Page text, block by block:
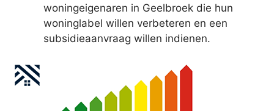
woningeigenaren in Geelbroek die hun
woninglabel willen verbeteren en een
subsidieaanvraag willen indienen.